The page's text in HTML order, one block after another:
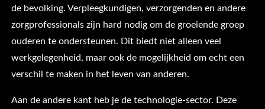
de bevolking. Verpleegkundigen, verzorgenden en andere
zorgprofessionals zijn hard nodig om de groeiende groep
ouderen te ondersteunen. Dit biedt niet alleen veel
werkgelegenheid, maar ook de mogelijkheid om echt een
verschil te maken in het leven van anderen.
Aan de andere kant heb je de technologie-sector. Deze